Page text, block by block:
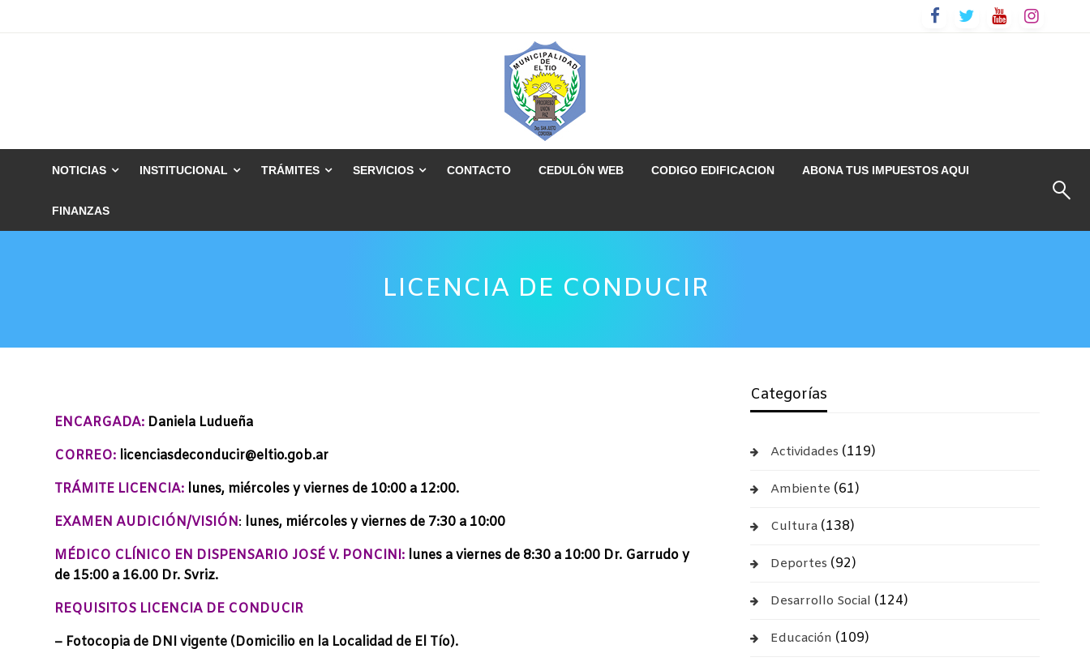
NOTICIAS INSTITUCIONAL TRÁMITES SERVICIOS CONTACTO CEDULÓN WEB CODIGO EDIFICACION ABONA TUS IMPUESTOS AQUI
FINANZAS
LICENCIA DE CONDUCIR
ENCARGADA: Daniela Ludueña
CORREO: licenciasdeconducir@eltio.gob.ar
TRÁMITE LICENCIA: lunes, miércoles y viernes de 10:00 a 12:00.
EXAMEN AUDICIÓN/VISIÓN: lunes, miércoles y viernes de 7:30 a 10:00
MÉDICO CLÍNICO EN DISPENSARIO JOSÉ V. PONCINI: lunes a viernes de 8:30 a 10:00 Dr. Garrudo y
de 15:00 a 16.00 Dr. Svriz.
REQUISITOS LICENCIA DE CONDUCIR
– Fotocopia de DNI vigente (Domicilio en la Localidad de El Tío).
Categorías
Actividades (119)
Ambiente (61)
Cultura (138)
Deportes (92)
Desarrollo Social (124)
Educación (109)